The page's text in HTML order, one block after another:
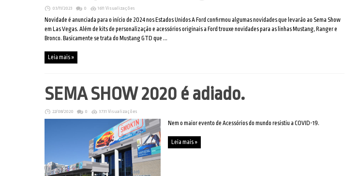
03/11/2023 0 1611 Visualizações
Novidade é anunciada para o início de 2024 nos Estados Unidos A Ford confirmou algumas novidades que levarão ao Sema Show
em Las Vegas. Além de kits de personalização e acessórios originais a Ford trouxe novidades para as linhas Mustang, Ranger e
Bronco. Basicamente se trata do Mustang GTD que ...
Leia mais »
SEMA SHOW 2020 é adiado.
22/08/2020 0 3731 Visualizações
Nem o maior evento de Acessórios do mundo resistiu a COVID-19.
Leia mais »